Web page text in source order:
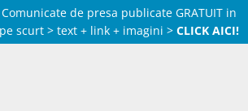
de presa publicate GRATUIT in
scurt > text + link + imagini > CLICK AICI!